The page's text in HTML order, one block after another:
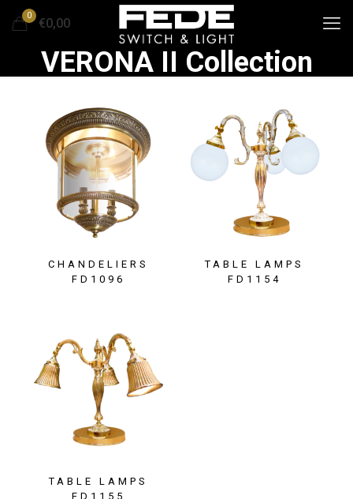
0
€0,00
VERONA II Collection
CHANDELIERS
FD1096
TABLE LAMPS
FD1154
TABLE LAMPS
FD1155